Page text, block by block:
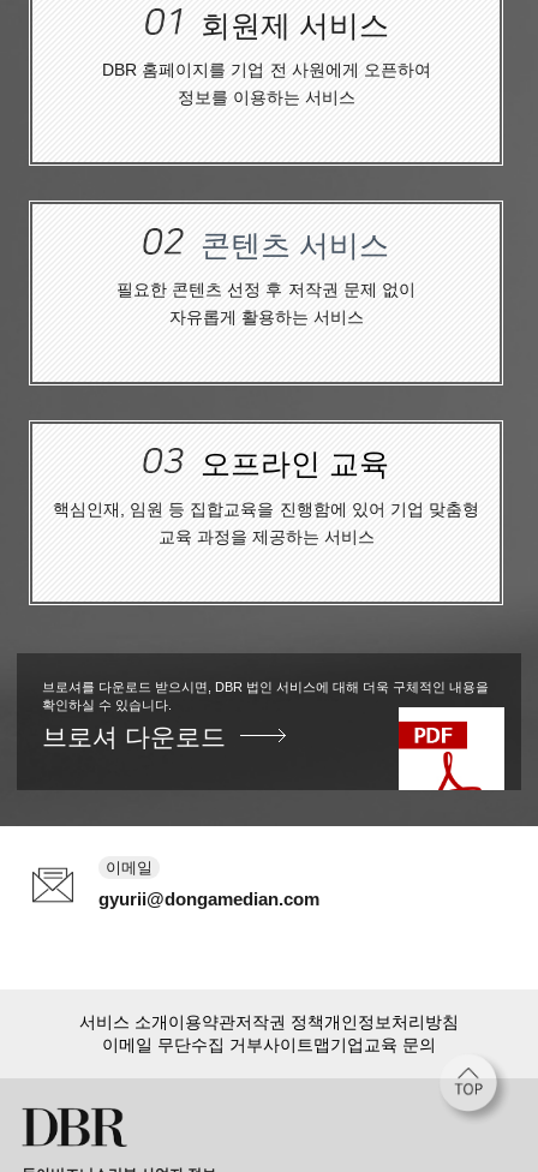
회원제 서비스
DBR 홈페이지를 기업 전 사원에게 오픈하여
정보를 이용하는 서비스
콘텐츠 서비스
필요한 콘텐츠 선정 후 저작권 문제 없이
자유롭게 활용하는 서비스
오프라인 교육
핵심인재, 임원 등 집합교육을 진행함에 있어 기업 맞춤형
교육 과정을 제공하는 서비스
브로셔를 다운로드 받으시면, DBR 법인 서비스에 대해 더욱 구체적인 내용을
확인하실 수 있습니다.
브로셔 다운로드
이메일
gyurii@dongamedian.com
서비스 소개이용약관저작권 정책개인정보처리방침
이메일 무단수집 거부사이트맵기업교육 문의